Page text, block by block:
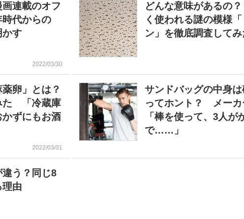
連載のオフ
代からの
す
2022/03/30
どんな意味があるの
く使われる謎の模様
ン」を徹底調査して
卵」とは？
た 「冷蔵庫
ずにもお酒
2022/03/31
サンドバッグの中身
ってホント？ メーカ
「棒を使って、3人が
で……」
う？同じ8
由